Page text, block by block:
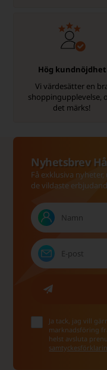
Hög kundnöjdhet
Vi värdesätter en
shoppingupplevelse,
det märks!
Nyhetsbrev
Få exklusiva
de vildaste
Ja tack, jag vill
marknadsföring
helst avsluta